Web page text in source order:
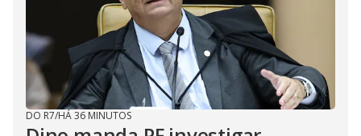
DO R7/HÁ 36 MINUTOS